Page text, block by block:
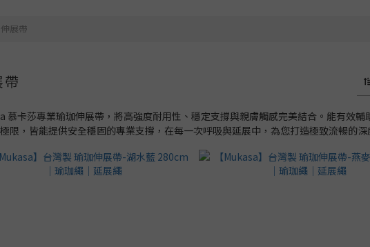
伸展帶
慕卡莎專業瑜珈伸展帶，將高強度耐用性、穩定支撐與親膚觸感完美結合。能有效
限，皆能提供安全穩固的專業支撐，在每一次呼吸與延展中，為您打造極致流暢的深